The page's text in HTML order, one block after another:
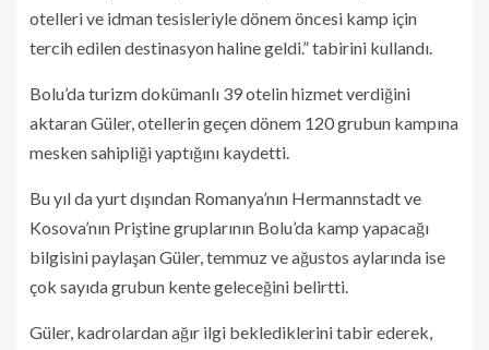
otelleri ve idman tesisleriyle dönem öncesi kamp için
tercih edilen destinasyon haline geldi.” tabirini kullandı.
Bolu’da turizm dokümanlı 39 otelin hizmet verdiğini
aktaran Güler, otellerin geçen dönem 120 grubun kampına
mesken sahipliği yaptığını kaydetti.
Bu yıl da yurt dışından Romanya’nın Hermannstadt ve
Kosova’nın Priştine gruplarının Bolu’da kamp yapacağı
bilgisini paylaşan Güler, temmuz ve ağustos aylarında ise
çok sayıda grubun kente geleceğini belirtti.
Güler, kadrolardan ağır ilgi beklediklerini tabir ederek,